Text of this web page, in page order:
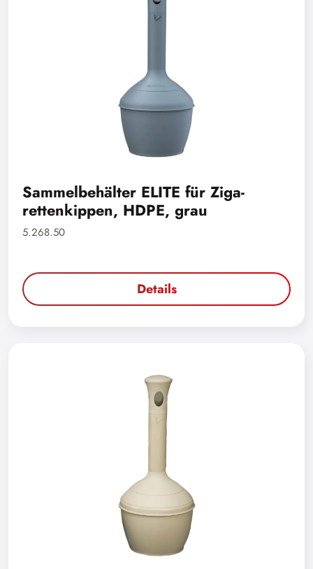
Sammelbehälter ELITE für Ziga-
rettenkippen, HDPE, grau
5.268.50
Details